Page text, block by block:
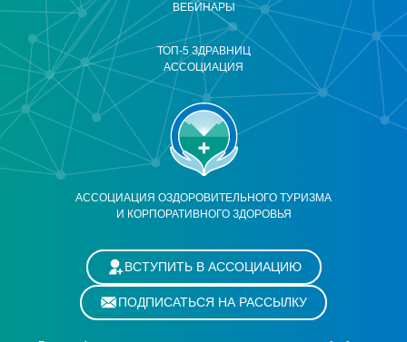
АССОЦИАЦИЯ ОЗДОРОВИТЕЛЬНОГО ТУРИЗМА
И КОРПОРАТИВНОГО ЗДОРОВЬЯ
ВЕБИНАРЫ
ТОП-5 ЗДРАВНИЦ
АССОЦИАЦИЯ
ВСТУПИТЬ В АССОЦИАЦИЮ
ПОДПИСАТЬСЯ НА РАССЫЛКУ